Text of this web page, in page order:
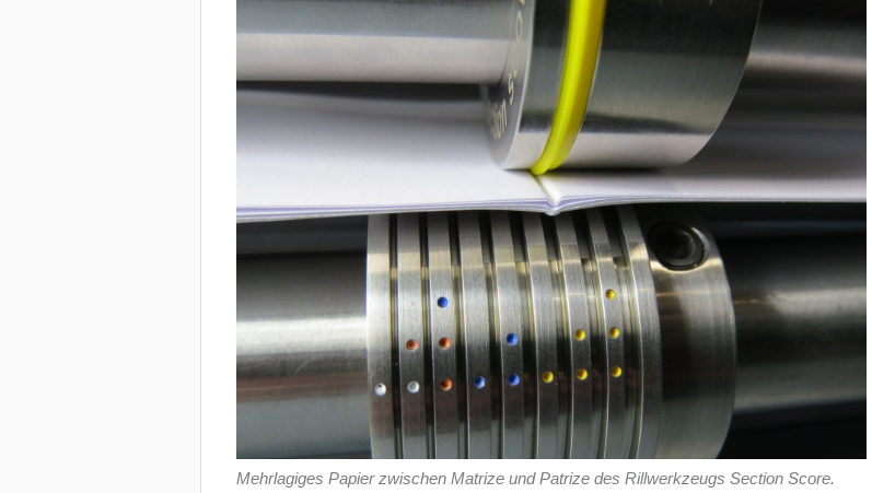
Mehrlagiges Papier zwischen Matrize und Patrize des Rillwerkzeugs Section Score.